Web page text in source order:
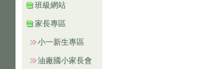
班級網站
家長專區
小一新生專區
油廠國小家長會